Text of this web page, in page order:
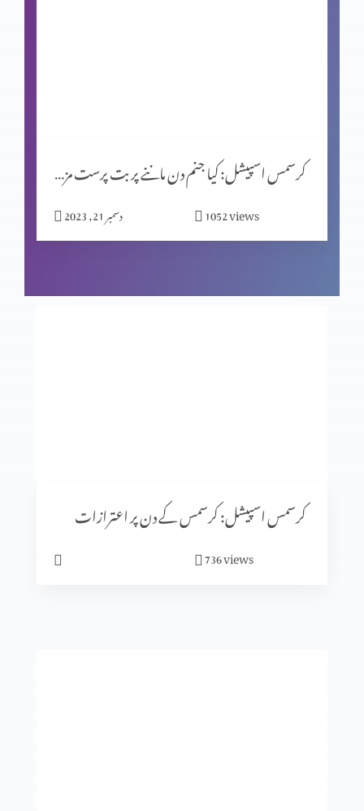
المسیح کے پیروکار عید فسح کیوں نہیں مناتے؟
کرسمس اسپیشل: سنتِ ابراہیمی (حصہ 2)
کرسمس اسپیشل: کیا جنم دن ماننے پر بت پرست مزاہب کا اثر ہے؟
دسمبر 21, 2023 1052views
کرسمس اسپیشل: کرسمس کے دن پر اعترازات
736views